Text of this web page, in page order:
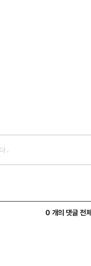
0 개의 댓글 전